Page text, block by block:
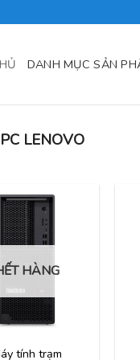
DANH MỤC SẢN
PC LENOVO
HÀNG
tính trạm